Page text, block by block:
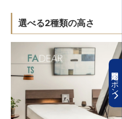
期間限定クーポン
選べる2種類の高さ